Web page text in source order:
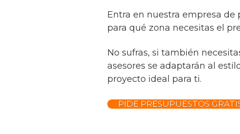
Entra en nuestra empresa
para qué zona necesitas el
No sufras, si también
asesores se adaptarán al
proyecto ideal para ti.
PIDE PRESUPUESTOS